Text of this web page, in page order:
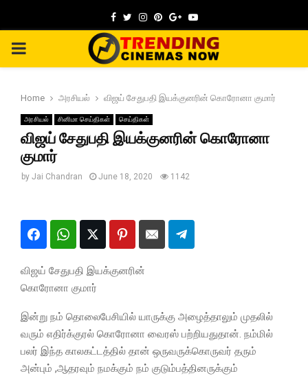
Facebook
TwitterInstagram
Pinterest
GoogleYoutube
PRIMARY
Home அரசியல் விஜய் சேதுபதி இயக்குனரின் கொரோனா குமார்
அரசியல் சினிமா செய்திகள் செய்திகள்
விஜய் சேதுபதி இயக்குனரின் கொரோனா
குமார்
by Jai Chandran June 18, 2020 1142
விஜய் சேதுபதி இயக்குனரின்
கொரோனா குமார்
இன்று நம் தொலைபேசியில் யாருக்கு அழைத்தாலும் முதலில்
வரும் எதிர்க்குரல் கொரோனா வைரஸ் பற்றியதுதான். நம்மில்
பலர் இந்த காலகட்டத்தில் தான் ஒருவருக்கொருவர் தரும்
அன்பும் ,ஆதரவும் நமக்கும் நம் குடும்பத்தினருக்கும்